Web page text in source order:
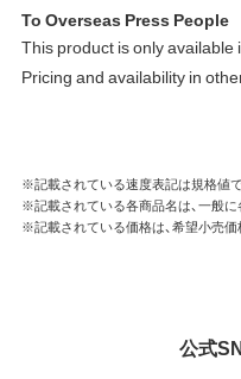
To Overseas Press People
This product is only
Pricing and availability in
※記載されている速度表記は規格値
※記載されている各商品名は、一般に
※記載されている価格は、希望小売価
公式